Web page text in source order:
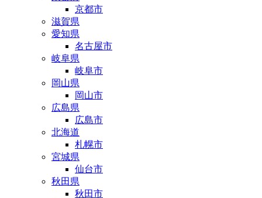
京都市
滋賀県
愛知県
名古屋市
岐阜県
岐阜市
岡山県
岡山市
広島県
広島市
北海道
札幌市
宮城県
仙台市
秋田県
秋田市